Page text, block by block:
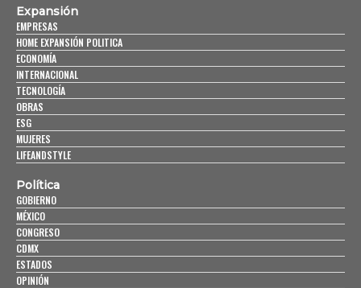
Expansión
EMPRESAS
HOME EXPANSIÓN POLITICA
ECONOMÍA
INTERNACIONAL
TECNOLOGÍA
OBRAS
ESG
MUJERES
LIFEANDSTYLE
Política
GOBIERNO
MÉXICO
CONGRESO
CDMX
ESTADOS
OPINIÓN